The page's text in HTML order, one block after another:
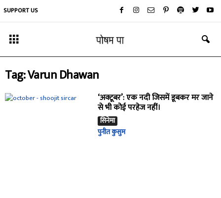
SUPPORT US
Tag: Varun Dhawan
‘अक्टूबर’: एक नदी जिसमें डूबकर मर जाने
से भी कोई परहेज नहीं।
सिनेमा
पुनीत कुसुम